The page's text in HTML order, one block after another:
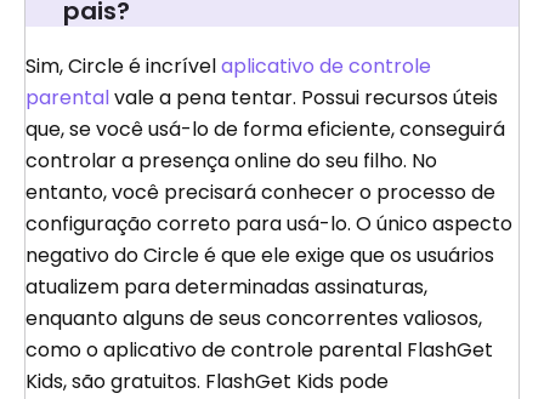
pais?
Sim, Circle é incrívelaplicativo de controle
parentalvale a pena tentar. Possui recursos úteis
que, se você usá-lo de forma eficiente, conseguirá
controlar a presença online do seu filho. No
entanto, você precisará conhecer o processo de
configuração correto para usá-lo. O único aspecto
negativo do Circle é que ele exige que os usuários
atualizem para determinadas assinaturas,
enquanto alguns de seus concorrentes valiosos,
como o aplicativo de controle parental FlashGet
Kids, são gratuitos. FlashGet Kids pode